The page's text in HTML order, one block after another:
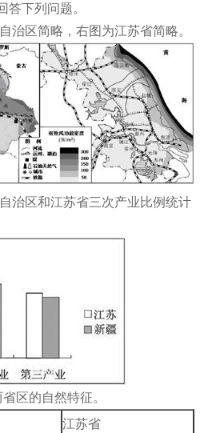
答下列问题。
治区简略，右图为江苏省简略。
治区和江苏省三次产业比例统计
区的自然特征。
江苏省